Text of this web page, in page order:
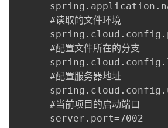
      #读取的文件环境
      #配置文件所在的分支
      #配置服务器地址
      #当前项目的启动端口
      server.port=7002